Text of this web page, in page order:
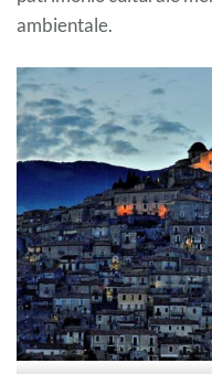
ambientale.